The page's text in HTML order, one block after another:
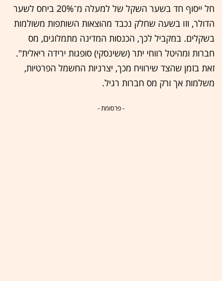
חל ייסוף חד בשער השקל של למעלה מ־20% ביחס לשער
הדולר, וזו בשעה שחלק נכבד מהוצאות השותפות משולמות
בשקלים. במקביל לכך, הכנסות המדינה מתמלוגים, מס
חברות ומהיטל רווחי יתר (ששינסקי) סופגות ירידה ריאלית".
זאת בזמן שהצד שירוויח מכך, יצרניות החשמל הפרטיות,
משלמות אך ורק מס חברות רגיל.
- פרסומת -